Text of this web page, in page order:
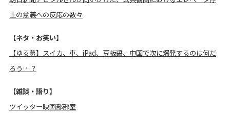
止の意義への反応の数々
【ネタ・お笑い】
【ゆる募】スイカ、車、iPad、豆板醤、中国で次に爆発するのは何だ
ろう…？
【雑談・語り】
ツイッター映画部部室